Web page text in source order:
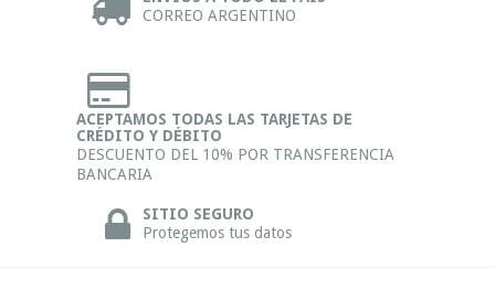
CORREO ARGENTINO
ACEPTAMOS TODAS LAS TARJETAS DE
CRÉDITO Y DÉBITO
DESCUENTO DEL 10% POR TRANSFERENCIA
BANCARIA
SITIO SEGURO
Protegemos tus datos